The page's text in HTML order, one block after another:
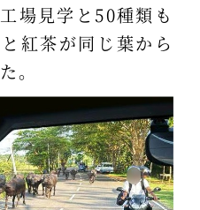
場見学と50種類も
紅茶が同じ葉から
。